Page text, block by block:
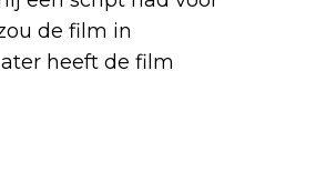
de film in
heeft de film